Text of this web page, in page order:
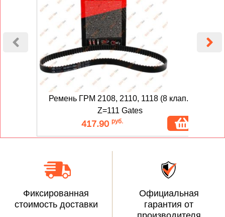
Ремень ГРМ 2108, 2110, 1118 (8 клап.)
Z=111 Gates
417.90 руб.
Фиксированная
стоимость доставки
Официальная
гарантия от